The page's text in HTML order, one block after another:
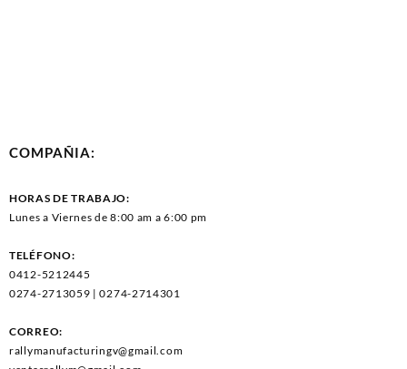
COMPAÑIA:
HORAS DE TRABAJO:
Lunes a Viernes de 8:00 am a 6:00 pm
TELÉFONO:
0412-5212445
0274-2713059 | 0274-2714301
CORREO:
rallymanufacturingv@gmail.com